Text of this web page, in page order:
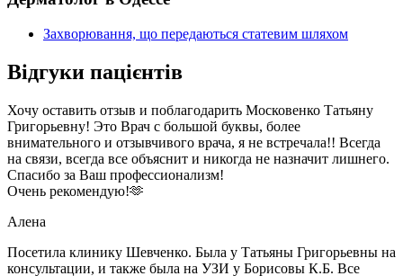
Захворювання, що передаються статевим шляхом
Відгуки пацієнтів
Хочу оставить отзыв и поблагодарить Московенко Татьяну
Григорьевну! Это Врач с большой буквы, более
внимательного и отзывчивого врача, я не встречала!! Всегда
на связи, всегда все объяснит и никогда не назначит лишнего.
Спасибо за Ваш профессионализм!
Очень рекомендую!🫶
Алена
Посетила клинику Шевченко. Была у Татьяны Григорьевны на
консультации, и также была на УЗИ у Борисовы К.Б. Все